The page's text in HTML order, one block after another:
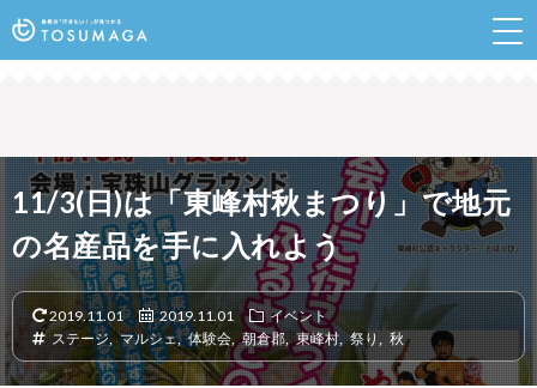
11/3(日)は「東峰村秋まつり」で地元
の名産品を手に入れよう
2019.11.01 2019.11.01
イベント
ステージ ,マルシェ,体験会 ,朝倉郡 東峰村 ,祭り 秋